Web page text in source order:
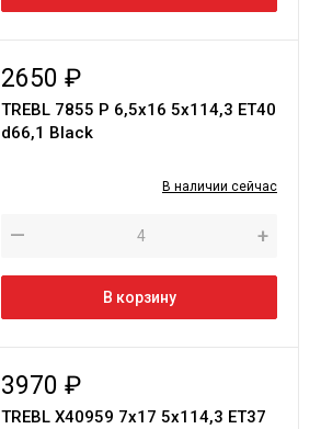
2650 ₽
TREBL 7855 P 6,5х16 5х114,3 ЕТ40
d66,1 Black
В наличии сейчас
— +
В корзину
3970 ₽
TREBL X40959 7x17 5x114,3 ET37